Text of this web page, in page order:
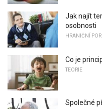
Jak najít
osobnosti
HRANIČNÍ
Co je
TEORIE
Společné